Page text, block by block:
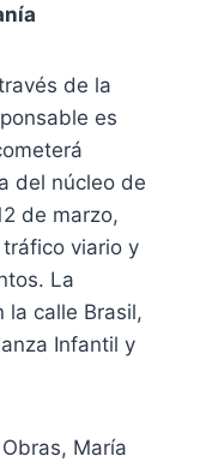
de la
es
del núcleo de
de marzo,
viario y
La
la calle Brasil,
Infantil y
María